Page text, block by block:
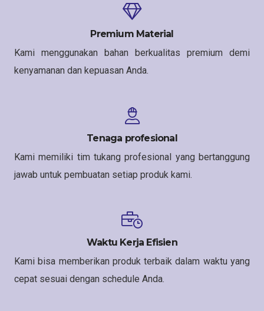
Premium Material
Kami menggunakan bahan berkualitas premium demi
kenyamanan dan kepuasan Anda.
Tenaga profesional
Kami memiliki tim tukang profesional yang bertanggung
jawab untuk pembuatan setiap produk kami.
Waktu Kerja Efisien
Kami bisa memberikan produk terbaik dalam waktu yang
cepat sesuai dengan schedule Anda.